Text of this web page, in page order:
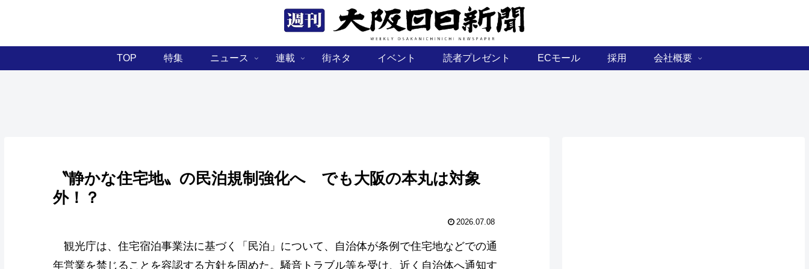
TOP 特集 ニュース 連載 街ネタ イベント 読者プレゼント ECモール 採用 会社概要
〝静かな住宅地〟の民泊規制強化へ でも大阪の本丸は対象
外！？
2026.07.08
観光庁は、住宅宿泊事業法に基づく「民泊」について、自治体が条例で住宅地などでの通
年営業を禁じることを容認する方針を固めた。騒音トラブル等を受け、近く自治体へ通知す